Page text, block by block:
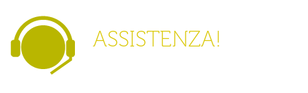
ASSISTENZA!